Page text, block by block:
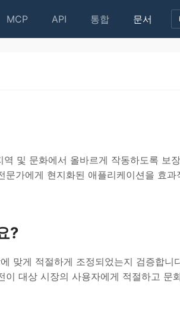
MCP API 통합 문서
및 문화에서 올바르게 작동하도록 보
가에게 현지화된 애플리케이션을 효과
?
맞게 적절하게 조정되었는지 검증합니
대상 시장의 사용자에게 적절하고 문